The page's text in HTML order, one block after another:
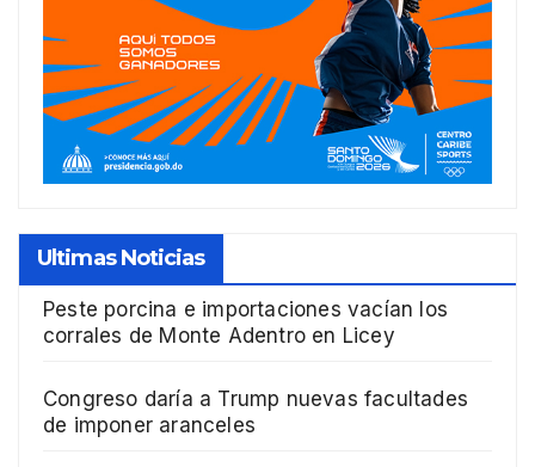
Ultimas Noticias
Peste porcina e importaciones vacían los
corrales de Monte Adentro en Licey
Congreso daría a Trump nuevas facultades
de imponer aranceles